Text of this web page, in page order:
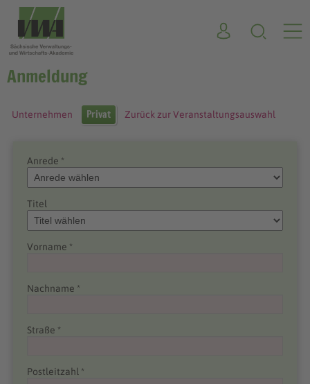
Anmeldung
Unternehmen Privat Zurück zur Veranstaltungsauswahl
Anrede *
Titel
Vorname *
Nachname *
Straße *
Postleitzahl *